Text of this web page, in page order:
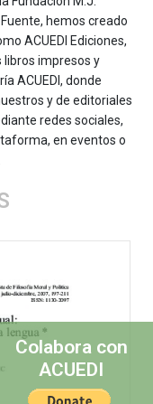
hemos creado
ACUEDI Ediciones,
libros impresos y
ACUEDI, donde
y de editoriales
redes sociales,
en eventos o
Colabora con
ACUEDI